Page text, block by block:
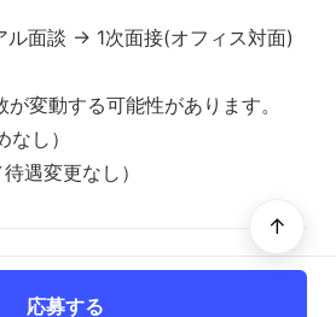
面談 → 1次面接(オフィス対面)
変動する可能性があります。
し）
遇変更なし）
応募する
↑